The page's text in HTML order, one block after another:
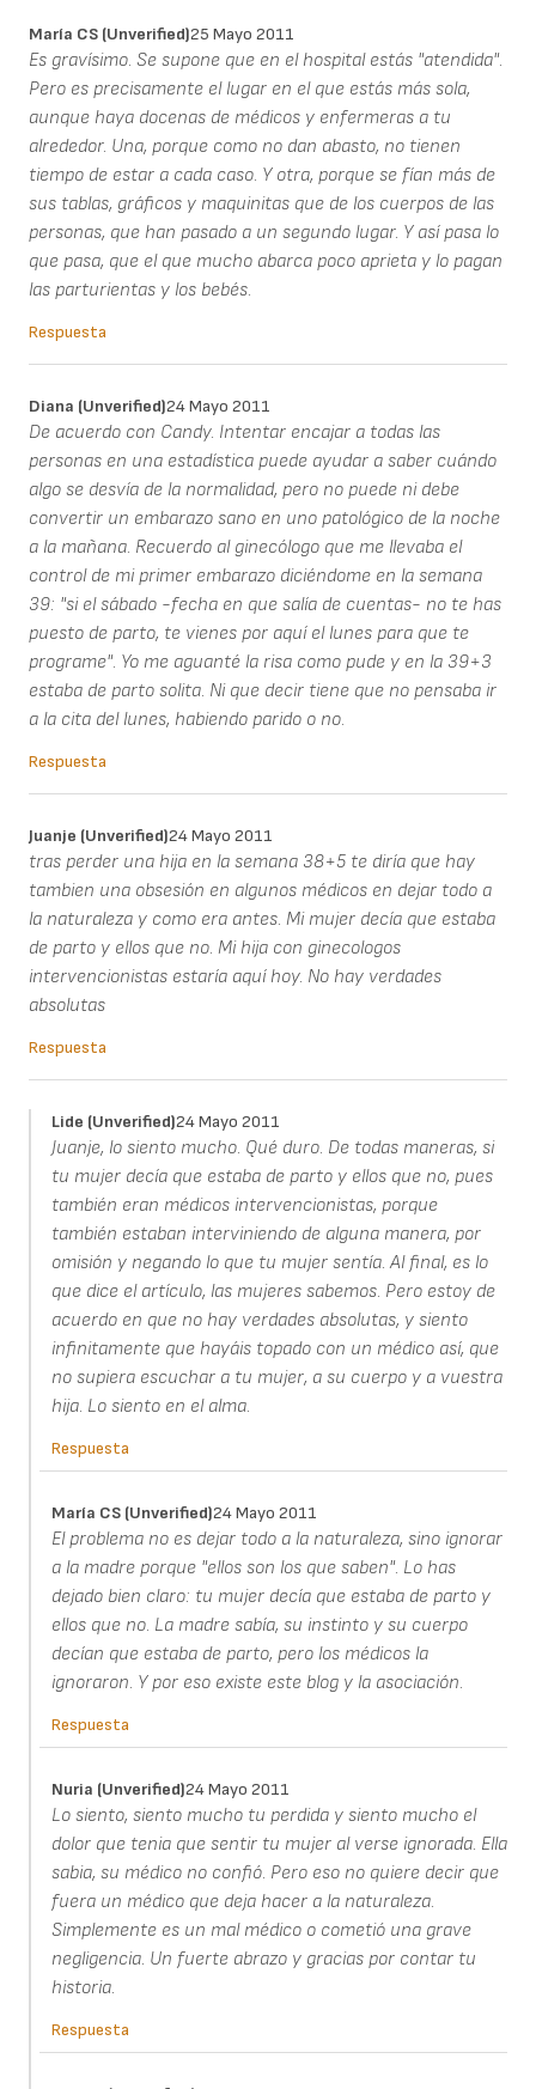
María CS (unverified)25 Mayo 2011
Es gravísimo. Se supone que en el hospital estás "atendida".
Pero es precisamente el lugar en el que estás más sola,
aunque haya docenas de médicos y enfermeras a tu
alrededor. Una, porque como no dan abasto, no tienen
tiempo de estar a cada caso. Y otra, porque se fían más de
sus tablas, gráficos y maquinitas que de los cuerpos de las
personas, que han pasado a un segundo lugar. Y así pasa lo
que pasa, que el que mucho abarca poco aprieta y lo pagan
las parturientas y los bebés.
Respuesta
Diana (unverified)24 Mayo 2011
De acuerdo con Candy. Intentar encajar a todas las
personas en una estadística puede ayudar a saber cuándo
algo se desvía de la normalidad, pero no puede ni debe
convertir un embarazo sano en uno patológico de la noche
a la mañana. Recuerdo al ginecólogo que me llevaba el
control de mi primer embarazo diciéndome en la semana
39: "si el sábado -fecha en que salía de cuentas- no te has
puesto de parto, te vienes por aquí el lunes para que te
programe". Yo me aguanté la risa como pude y en la 39+3
estaba de parto solita. Ni que decir tiene que no pensaba ir
a la cita del lunes, habiendo parido o no.
Respuesta
Juanje (unverified)24 Mayo 2011
tras perder una hija en la semana 38+5 te diría que hay
tambien una obsesión en algunos médicos en dejar todo a
la naturaleza y como era antes. Mi mujer decía que estaba
de parto y ellos que no. Mi hija con ginecologos
intervencionistas estaría aquí hoy. No hay verdades
absolutas
Respuesta
Lide (unverified)24 Mayo 2011
Juanje, lo siento mucho. Qué duro. De todas maneras, si
tu mujer decía que estaba de parto y ellos que no, pues
también eran médicos intervencionistas, porque
también estaban interviniendo de alguna manera, por
omisión y negando lo que tu mujer sentía. Al final, es lo
que dice el artículo, las mujeres sabemos. Pero estoy de
acuerdo en que no hay verdades absolutas, y siento
infinitamente que hayáis topado con un médico así, que
no supiera escuchar a tu mujer, a su cuerpo y a vuestra
hija. Lo siento en el alma.
Respuesta
María CS (unverified)24 Mayo 2011
El problema no es dejar todo a la naturaleza, sino ignorar
a la madre porque "ellos son los que saben". Lo has
dejado bien claro: tu mujer decía que estaba de parto y
ellos que no. La madre sabía, su instinto y su cuerpo
decían que estaba de parto, pero los médicos la
ignoraron. Y por eso existe este blog y la asociación.
Respuesta
Nuria (unverified)24 Mayo 2011
Lo siento, siento mucho tu perdida y siento mucho el
dolor que tenia que sentir tu mujer al verse ignorada. Ella
sabia, su médico no confió. Pero eso no quiere decir que
fuera un médico que deja hacer a la naturaleza.
Simplemente es un mal médico o cometió una grave
negligencia. Un fuerte abrazo y gracias por contar tu
historia.
Respuesta